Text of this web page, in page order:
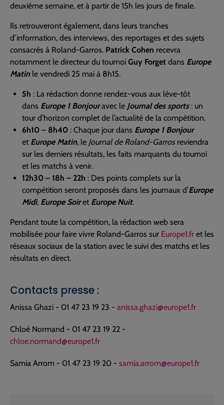
deuxième semaine, et à partir de 15h les jours de finale.
Ils retrouveront également, dans leurs tranches
d’information, des interviews, des reportages et des sujets
consacrés à Roland-Garros. Patrick Cohen recevra
notamment le directeur du tournoi Guy Forget dans Europe
Matinle vendredi 25 mai à 8h15.
5h : La rédaction donne rendez-vous aux lève-tôt
dans Europe 1 Bonjouravec le Journal des sports: un
tour d’horizon complet de l’actualité de la compétition.
6h10 – 8h40 : Chaque jour dans Europe 1 Bonjour
et Europe Matin, le Journal de Roland-Garrosreviendra
sur les derniers résultats, les faits marquants du tournoi
et les matchs à venir.
12h30 – 18h – 22h : Des points complets sur la
compétition seront proposés dans les journaux d’Europe
Midi, Europe Soiret Europe Nuit.
Pendant toute la compétition, la rédaction web sera
mobilisée pour faire vivre Roland-Garros sur Europe1.fr et les
réseaux sociaux de la station avec le suivi des matchs et les
résultats en direct.
Contacts presse :
Anissa Ghazi - 01 47 23 19 23 - anissa.ghazi@europe1.fr
Chloé Normand - 01 47 23 19 22 -
chloe.normand@europe1.fr
Samia Arrom - 01 47 23 19 20 - samia.arrom@europe1.fr